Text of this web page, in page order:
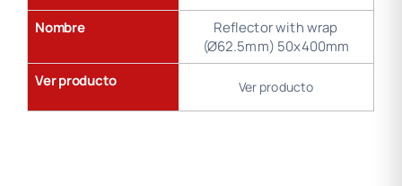
Nombre
Reflector with wrap
(Ø62.5mm) 50x400mm
Ver producto
Ver producto